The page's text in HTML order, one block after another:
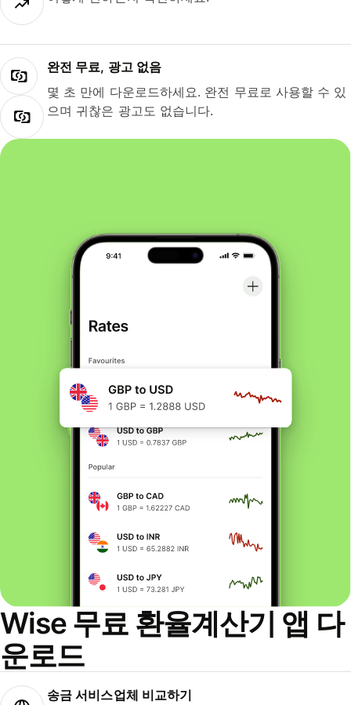
완전 무료, 광고 없음
몇 초 만에 다운로드하세요. 완전 무료로 사용할 수 있
으며 귀찮은 광고도 없습니다.
Wise 무료 환율계산기 앱 다
운로드
송금 서비스업체 비교하기